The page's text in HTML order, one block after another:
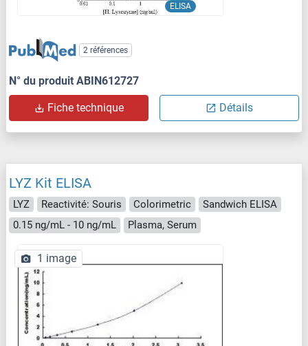
ELISA
2 références
N° du produit ABIN612727
Fiche technique Détails
LYZ Kit ELISA
LYZ Reactivité: Souris Colorimetric
Sandwich ELISA
0.15 ng/mL - 10 ng/mL
Plasma, Serum
1 image